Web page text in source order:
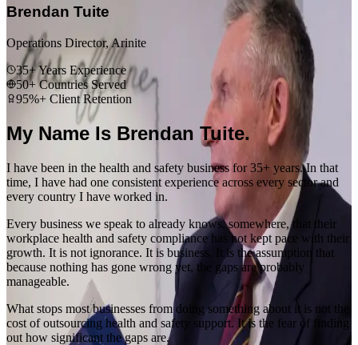
Brendan Tuite
Operations Director, Arinite
35+ Years Experience
50+ Countries Served
95%+ Client Retention
My Name Is Brendan Tuite.
I have been in the health and safety business for 35+ years. In that
time, I have had one consistent experience across every sector and
every country I have worked in.
Every business we speak to already knows, somewhere, that their
workplace health and safety compliance has not kept pace with their
growth. It is not ignorance. It is business. It is the assumption that
because nothing has gone wrong yet, the gaps are probably
manageable.
What stops most businesses from doing something about it is not the
cost of outsourcing health and safety support. It is the fear of finding
out how significant the gaps are.